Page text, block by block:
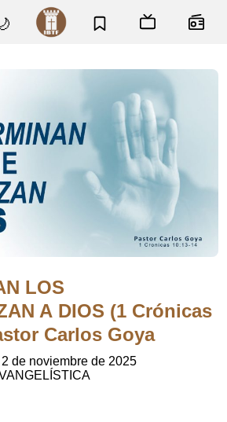
LOS
A DIOS (1 Crónicas
Carlos Goya
2 de noviembre de 2025